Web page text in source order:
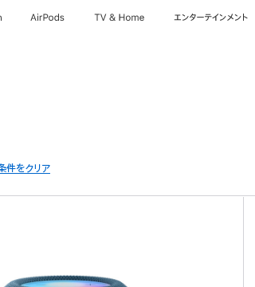
AirPods TV & Home エンターテインメント
件をクリア